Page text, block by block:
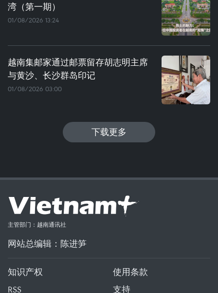
湾（第一期）
01/08/2026 13:24
越南集邮家通过邮票留存胡志明主席
与黄沙、长沙群岛印记
01/08/2026 03:00
下载更多
主管部门：越南通讯社
网站总编辑：陈进笋
知识产权
使用条款
RSS
支持